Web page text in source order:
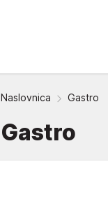
Naslovnica Gastro
Gastro